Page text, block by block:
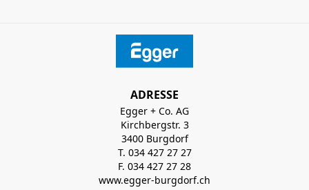
ADRESSE
Egger + Co. AG
Kirchbergstr. 3
3400 Burgdorf
T. 034 427 27 27
F. 034 427 27 28
www.egger-burgdorf.ch